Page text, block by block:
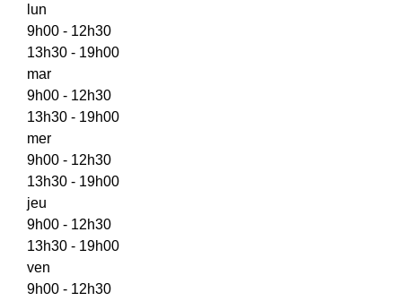
lun
9h00 - 12h30
13h30 - 19h00
mar
9h00 - 12h30
13h30 - 19h00
mer
9h00 - 12h30
13h30 - 19h00
jeu
9h00 - 12h30
13h30 - 19h00
ven
9h00 - 12h30